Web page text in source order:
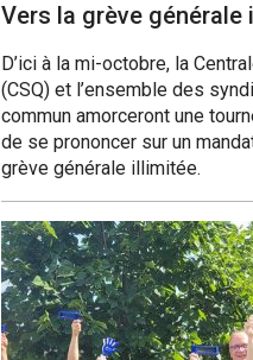
Vers la grève générale
D’ici à la mi-octobre, la
(CSQ) et l’ensemble des
commun amorceront une
de se prononcer sur un
grève générale illimitée.